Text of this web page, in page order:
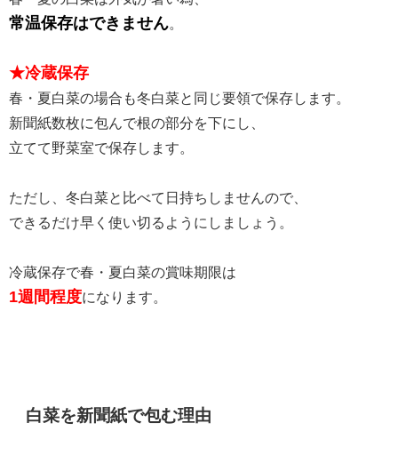
常温保存はできません
★冷蔵保存
春・夏白菜の場合も冬白菜と同じ要領で保存します。
新聞紙数枚に包んで根の部分を下にし、
立てて野菜室で保存します。
ただし、冬白菜と比べて日持ちしませんので、
できるだけ早く使い切るようにしましょう。
冷蔵保存で春・夏白菜の賞味期限は
1週間程度になります。
白菜を新聞紙で包む理由